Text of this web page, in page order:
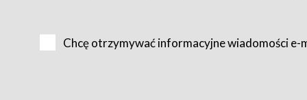
Usługobiorca przed rozpoczęciem korzystania z
Chcę otrzymywać informacyjne wiadomości e-